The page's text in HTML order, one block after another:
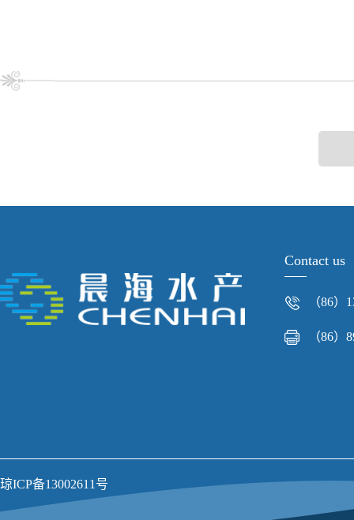
Contact us
（86）
（86）
琼ICP备13002611号